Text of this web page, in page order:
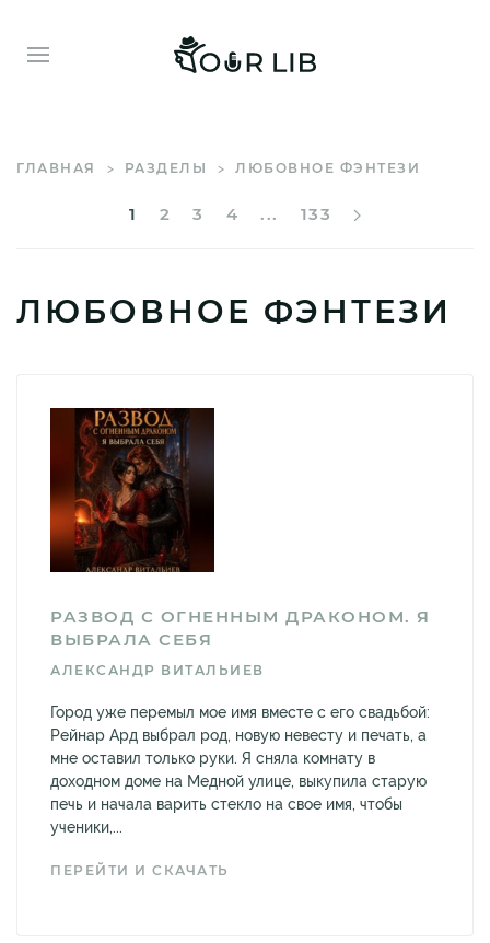
ГЛАВНАЯ РАЗДЕЛЫ ЛЮБОВНОЕ ФЭНТЕЗИ
1 2 3 4 ... 133
ЛЮБОВНОЕ ФЭНТЕЗИ
РАЗВОД С ОГНЕННЫМ ДРАКОНОМ. Я
ВЫБРАЛА СЕБЯ
АЛЕКСАНДР ВИТАЛЬИЕВ
Город уже перемыл мое имя вместе с его свадьбой:
Рейнар Ард выбрал род, новую невесту и печать, а
мне оставил только руки. Я сняла комнату в
доходном доме на Медной улице, выкупила старую
печь и начала варить стекло на свое имя, чтобы
ученики,...
ПЕРЕЙТИ И СКАЧАТЬ